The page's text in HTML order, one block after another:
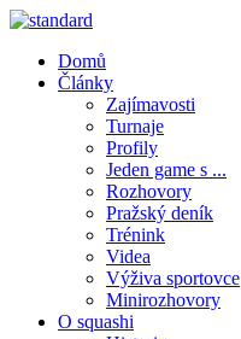
Domů
Články
Zajímavosti
Turnaje
Profily
Jeden game s ...
Rozhovory
Pražský deník
Trénink
Videa
Výživa sportovce
Minirozhovory
O squashi